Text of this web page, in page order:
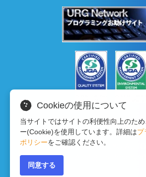
Copyright © 2020 HOKUYO
Cookieの使用について
当サイトではサイトの利便性向上のた
ー(Cookie)を使用しています。詳細はプ
ポリシーをご確認ください。
同意する